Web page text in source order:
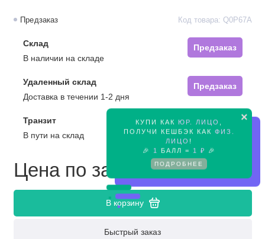
×
КУПИ КАК ЮР. ЛИЦО
ПОЛУЧИ КЕШБЭК КАК ФИЗ.
ЛИЦО !
🎉 1 БАЛЛ = 1 ₽ 🎉
ПОДРОБНЕЕ
Предзаказ Код товара: Q0P67A
Склад
Предзаказ
В наличии на складе
Удаленный склад
Предзаказ
Доставка в течении 1-2 дня
Транзит
Предзаказ
В пути на склад
Цена по запросу
В корзину
Быстрый заказ